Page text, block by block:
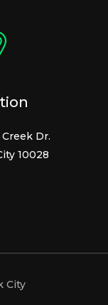
Dr.
10028
City